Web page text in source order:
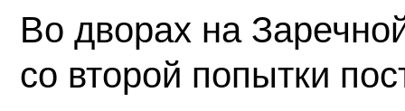
Во дворах на
со второй попытки